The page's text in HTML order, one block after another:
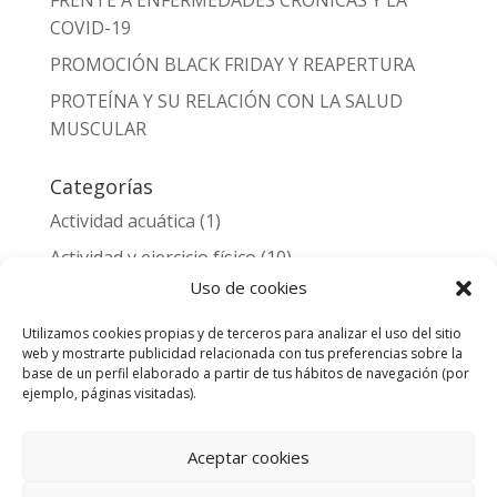
Uso de cookies
Utilizamos cookies propias y de terceros para analizar el uso del sitio
web y mostrarte publicidad relacionada con tus preferencias sobre la
base de un perfil elaborado a partir de tus hábitos de navegación (por
ejemplo, páginas visitadas).
Aceptar cookies
COVID-19
PROMOCIÓN BLACK FRIDAY Y REAPERTURA
PROTEÍNA Y SU RELACIÓN CON LA SALUD
MUSCULAR
Categorías
Actividad acuática (1)
Actividad y ejercicio físico (10)
Alimentación y nutrición(3)
Entrenamiento deportivo y lesiones(2)
Noticias(1)
Salud(11)